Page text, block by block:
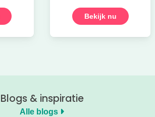
Bekijk nu
Blogs & inspiratie
Alle blogs